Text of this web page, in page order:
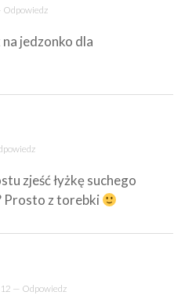
Odpowiedz
jedzonko dla
zjeść łyżkę suchego
Prosto z torebki
— Odpowiedz